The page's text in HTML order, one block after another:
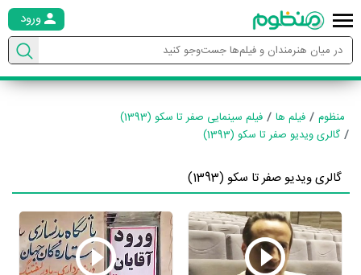
ورود
منظوم فیلم ها
فیلم سینمایی صفر تا سکو (1393)
گالری ویدیو صفر تا سکو (1393)
گالری ویدیو صفر تا سکو (1393)